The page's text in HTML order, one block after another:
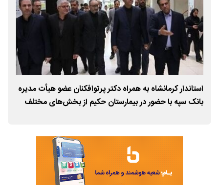
استاندار کرمانشاه به همراه دکتر پرتوافکنان عضو هیأت مدیره
بانک سپه با حضور در بیمارستان حکیم از بخش‌های مختلف